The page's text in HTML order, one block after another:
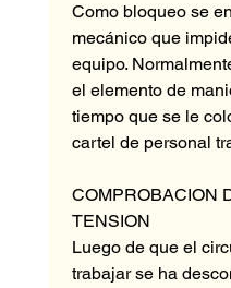
Como bloqueo se
mecánico que
equipo.
el elemento de
tiempo que se le
cartel de personal
COMPROBACION
TENSION
Luego de que el
trabajar se ha